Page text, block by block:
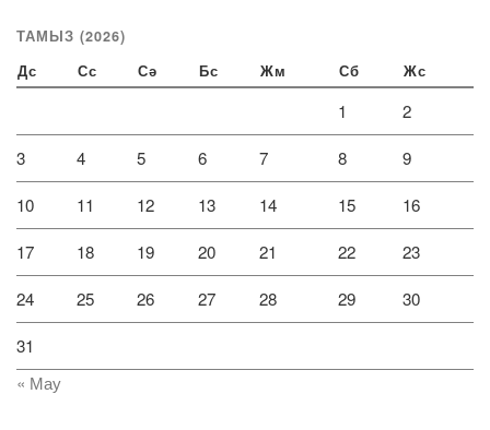
ТАМЫЗ (2026)
Дс Сс Сә Бс Жм Сб Жс
1 2
3 4 5 6 7 8 9
10 11 12 13 14 15 16
17 18 19 20 21 22 23
24 25 26 27 28 29 30
31
« Мау